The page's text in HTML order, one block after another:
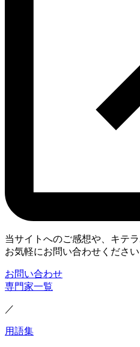
当サイトへのご感想や、キテ
お気軽にお問い合わせください
お問い合わせ
専門家一覧
／
用語集